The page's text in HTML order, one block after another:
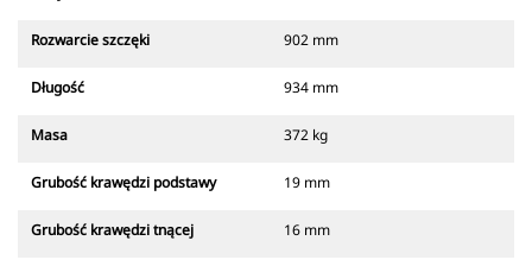
Rozwarcie szczęki 902 mm
Długość 934 mm
Masa 372 kg
Grubość krawędzi podstawy 19 mm
Grubość krawędzi tnącej 16 mm